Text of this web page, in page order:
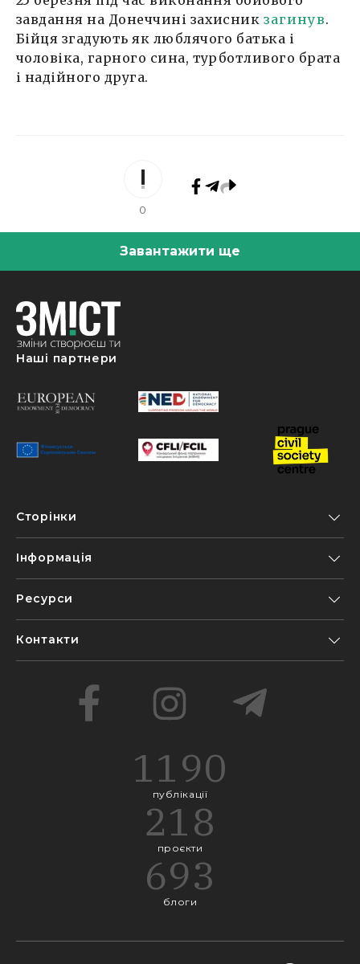
завдання на Донеччині захисник загинув.
Бійця згадують як люблячого батька і
чоловіка, гарного сина, турботливого брата
і надійного друга.
0
Завантажити ще
Наші партнери
Сторінки
Інформація
Ресурси
Контакти
1190
публікації
218
проєкти
693
блоги